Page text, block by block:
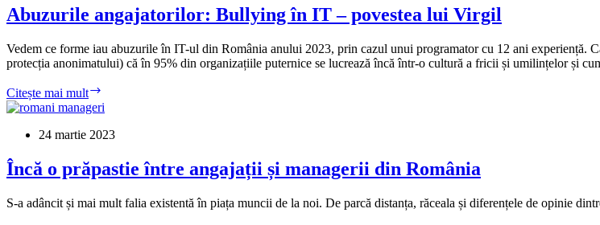
angajații
români
Abuzurile angajatorilor: Bullying în IT – povestea lui Virgil
Vedem ce forme iau abuzurile în IT-ul din România anului 2023, prin cazul unui programator cu 12 ani experiență.
protecția anonimatului) că în 95% din organizațiile puternice se lucrează încă într-o cultură a fricii și umilințelor și
Citește mai mult
angajatorilor:
în
povestea
Virgil
24 martie 2023
Încă o prăpastie între angajații și managerii din România
S-a adâncit și mai mult falia existentă în piața muncii de la noi. De parcă distanța, răceala și diferențele de opinie